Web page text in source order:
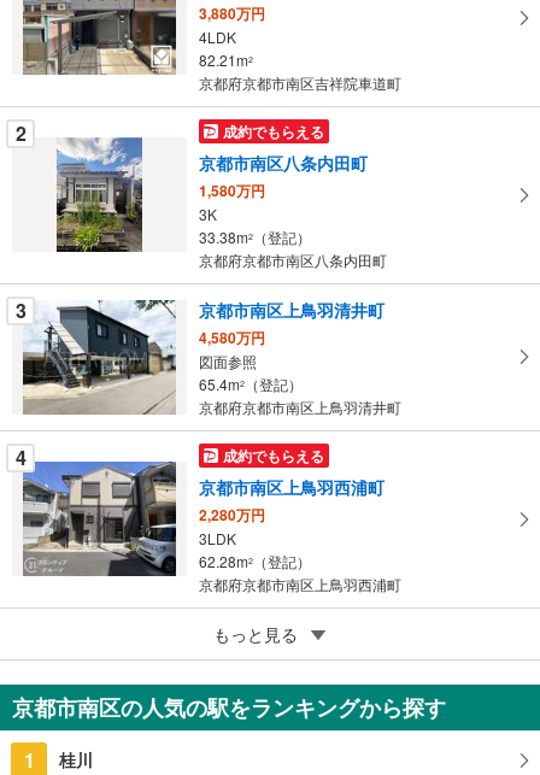
る
・
条
件
を
に
保
存
す
る
3,880万円
4LDK
82.21m2
京都府京都市南区吉祥院車道町
2 成約でもらえる
京都市南区八条内田町
1,580万円
3K
33.38m2
（登記）
京都府京都市南区八条内田町
3 京都市南区上鳥羽清井町
4,580万円
図面参照
65.4m2
（登記）
京都府京都市南区上鳥羽清井町
4 成約でもらえる
京都市南区上鳥羽西浦町
2,280万円
3LDK
62.28m2
（登記）
京都府京都市南区上鳥羽西浦町
成約でもらえる
京都市南区東寺町
3,850万円
1SLDK
もっと見る
京都市南区の人気の駅をランキングから探す
1 桂川